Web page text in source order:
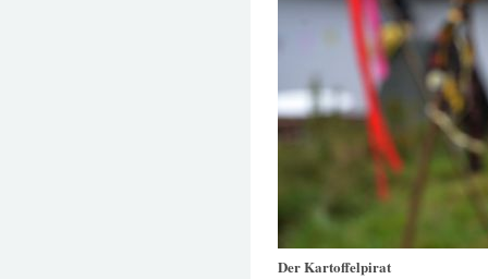
Der Kartoffelpirat